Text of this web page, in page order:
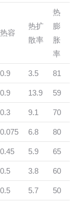
热容
热扩
散率
热
膨
胀
率
0.9 3.5 81
0.9 13.9 59
0.3 9.1 70
0.075 6.8 80
0.45 5.9 65
0.5 3.8 60
0.5 5.7 50